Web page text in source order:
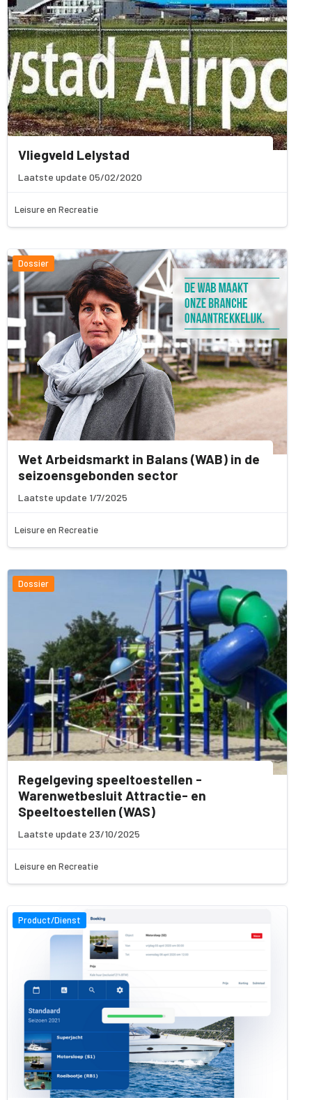
Vliegveld Lelystad
Laatste update 05/02/2020
Leisure en Recreatie
Dossier
Wet Arbeidsmarkt in Balans (WAB) in de
seizoensgebonden sector
Laatste update 1/7/2025
Leisure en Recreatie
Dossier
Regelgeving speeltoestellen -
Warenwetbesluit Attractie- en
Speeltoestellen (WAS)
Laatste update 23/10/2025
Leisure en Recreatie
Product/Dienst